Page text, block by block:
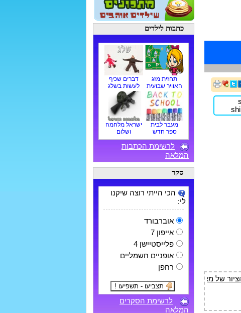
כתבות לילדים
תחזית מזג
האוויר שבועית
דברים שכיף
לעשות בשלג
מעבר לבית
ספר חדש
ישראל מלחמה
ושלום
לרשימת הכתבות
המלאה
סקר
הכי הייתי רוצה שיקנו
לי:
אוברבורד
אייפון 7
פלייסטיישן 4
אופניים חשמליים
רחפן
לרשימת הסקרים
המלאה